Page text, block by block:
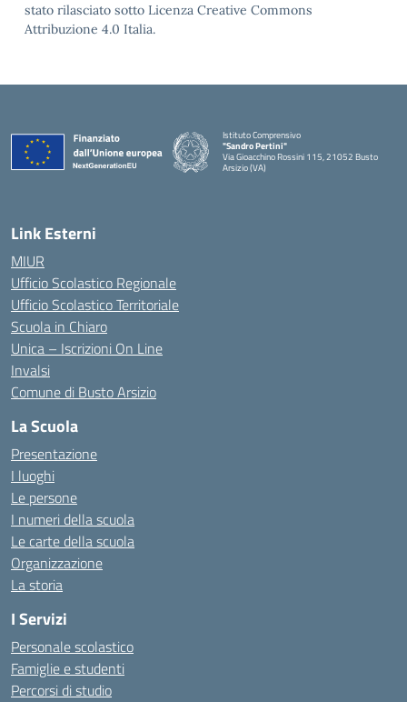
stato rilasciato sotto Licenza Creative Commons
Attribuzione 4.0 Italia.
Istituto Comprensivo
"Sandro Pertini"
Via Gioacchino Rossini 115, 21052 Busto
Arsizio (VA)
Link Esterni
MIUR
Ufficio Scolastico Regionale
Ufficio Scolastico Territoriale
Scuola in Chiaro
Unica – Iscrizioni On Line
Invalsi
Comune di Busto Arsizio
La Scuola
Presentazione
I luoghi
Le persone
I numeri della scuola
Le carte della scuola
Organizzazione
La storia
I Servizi
Personale scolastico
Famiglie e studenti
Percorsi di studio